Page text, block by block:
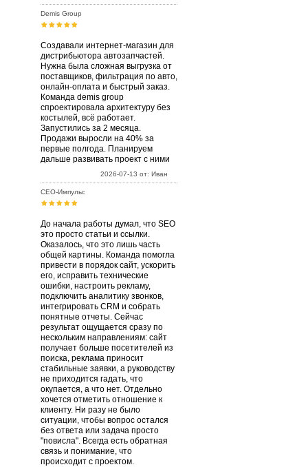
Demis Group
Создавали интернет-магазин для
дистрибьютора автозапчастей.
Нужна была сложная выгрузка от
поставщиков, фильтрация по авто,
онлайн-оплата и быстрый заказ.
Команда demis group
спроектировала архитектуру без
костылей, всё работает.
Запустились за 2 месяца.
Продажи выросли на 40% за
первые полгода. Планируем
дальше развивать проект с ними
2026-07-13 от: Иван
СЕО-Импульс
До начала работы думал, что SEO
это просто статьи и ссылки.
Оказалось, что это лишь часть
общей картины. Команда помогла
привести в порядок сайт, ускорить
его, исправить технические
ошибки, настроить рекламу,
подключить аналитику звонков,
интегрировать CRM и собрать
понятные отчеты. Сейчас
результат ощущается сразу по
нескольким направлениям: сайт
получает больше посетителей из
поиска, реклама приносит
стабильные заявки, а руководству
не приходится гадать, что
окупается, а что нет. Отдельно
хочется отметить отношение к
клиенту. Ни разу не было
ситуации, чтобы вопрос остался
без ответа или задача просто
"повисла". Всегда есть обратная
связь и понимание, что
происходит с проектом.